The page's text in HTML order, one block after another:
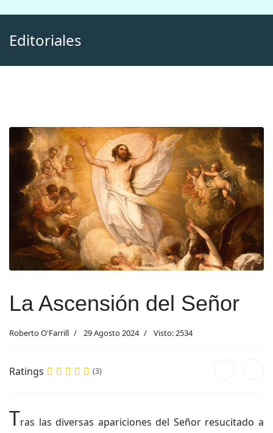
Editoriales
La Ascensión del Señor
Roberto O'Farrill 29 Agosto 2024 Visto: 2534
Ratings (3)
Tras las diversas apariciones del Señor resucitado a